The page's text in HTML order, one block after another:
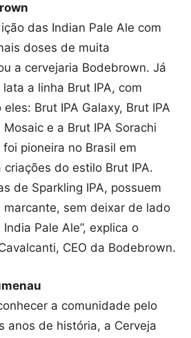
das Indian Pale Ale com
doses de muita
a cervejaria Bodebrown. Já
a linha Brut IPA, com
Brut IPA Galaxy, Brut IPA
Mosaic e a Brut IPA Sorachi
pioneira no Brasil em
do estilo Brut IPA.
de Sparkling IPA, possuem
marcante, sem deixar de lado
Pale Ale”, explica o
CEO da Bodebrown.
a comunidade pelo
anos de história, a Cerveja